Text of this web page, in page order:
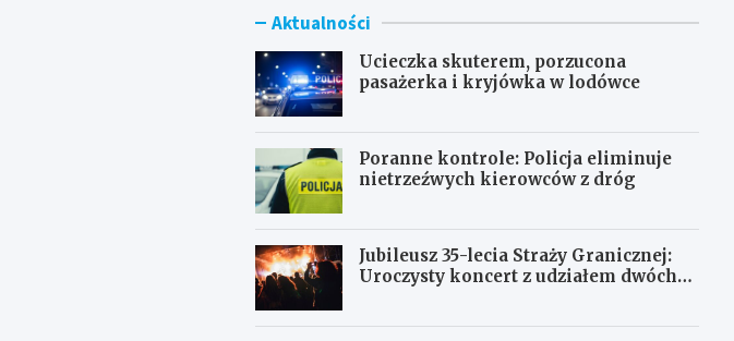
Aktualności
Ucieczka skuterem, porzucona
pasażerka i kryjówka w lodówce
Poranne kontrole: Policja eliminuje
nietrzeźwych kierowców z dróg
Jubileusz 35-lecia Straży Granicznej:
Uroczysty koncert z udziałem dwóch